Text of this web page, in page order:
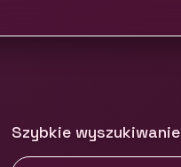
Szybkie wyszukiwanie